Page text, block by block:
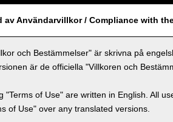
av Användarvillkor / Compliance with
och Bestämmelser" är skrivna på
är de officiella "Villkoren och
"Terms of Use" are written in English. All
of Use" over any translated versions.